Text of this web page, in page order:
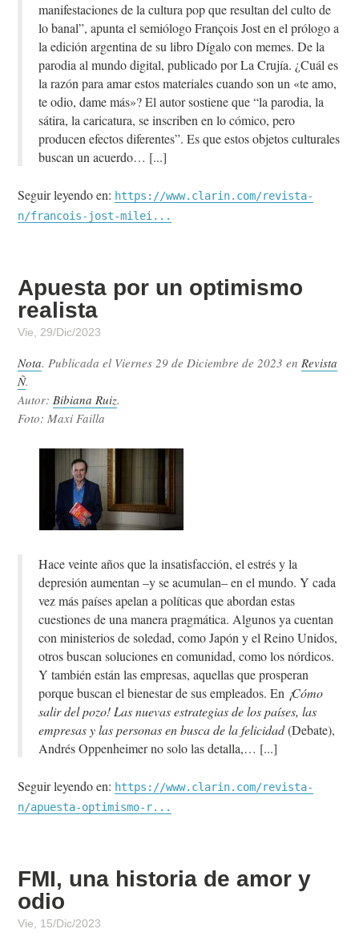
manifestaciones de la cultura pop que resultan del culto de
lo banal”, apunta el semiólogo François Jost en el prólogo a
la edición argentina de su libro Dígalo con memes. De la
parodia al mundo digital, publicado por La Crujía. ¿Cuál es
la razón para amar estos materiales cuando son un «te amo,
te odio, dame más»? El autor sostiene que “la parodia, la
sátira, la caricatura, se inscriben en lo cómico, pero
producen efectos diferentes”. Es que estos objetos culturales
buscan un acuerdo…
Seguir leyendo en: https://www.clarin.com/revista-
n/francois-jost-milei...
Apuesta por un optimismo
realista
Vie, 29/Dic/2023
Nota. Publicada el Viernes 29 de Diciembre de 2023 enRevista
Ñ.
Autor:Bibiana Ruiz.
Foto: Maxi Failla
Hace veinte años que la insatisfacción, el estrés y la
depresión aumentan –y se acumulan– en el mundo. Y cada
vez más países apelan a políticas que abordan estas
cuestiones de una manera pragmática. Algunos ya cuentan
con ministerios de soledad, como Japón y el Reino Unidos,
otros buscan soluciones en comunidad, como los nórdicos.
Y también están las empresas, aquellas que prosperan
porque buscan el bienestar de sus empleados. En ¡Cómo
salir del pozo! Las nuevas estrategias de los países, las
empresas y las personas en busca de la felicidad(Debate),
Andrés Oppenheimer no solo las detalla,…
Seguir leyendo en: https://www.clarin.com/revista-
n/apuesta-optimismo-r...
FMI, una historia de amor y
odio
Vie, 15/Dic/2023